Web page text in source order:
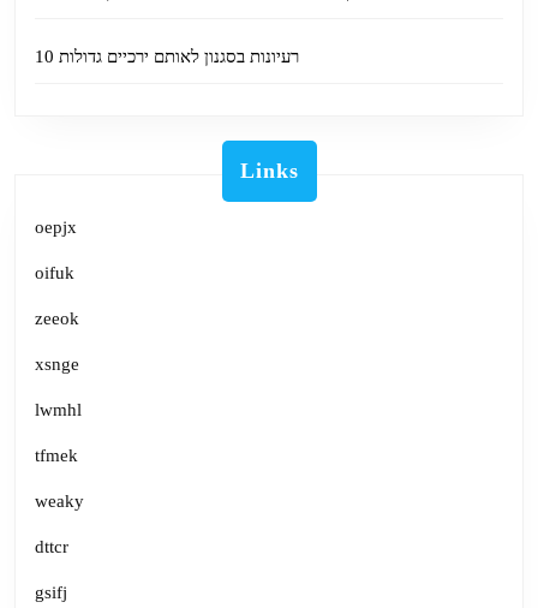
10 רעיונות בסגנון לאותם ירכיים גדולות
Links
oepjx
oifuk
zeeok
xsnge
lwmhl
tfmek
weaky
dttcr
gsifj